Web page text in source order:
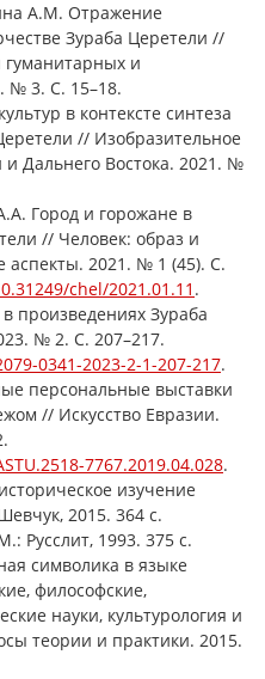
А.М. Отражение
Зураба Церетели //
и
№ 3. С. 15–18.
в контексте синтеза
// Изобразительное
и Дальнего Востока. 2021. №
Город и горожане в
// Человек: образ и
аспекты. 2021. № 1 (45). С.
chel/2021.01.11 .
произведениях Зураба
№ 2. C. 207–217.
0341-2023-2-1-207-217.
персональные выставки
// Искусство Евразии.
7767.2019.04.028.
изучение
2015. 364 с.
Русслит, 1993. 375 с.
символика в языке
философские,
науки, культурология и
теории и практики. 2015.